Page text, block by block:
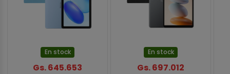
En stock
Gs. 645.653
En stock
Gs. 697.012